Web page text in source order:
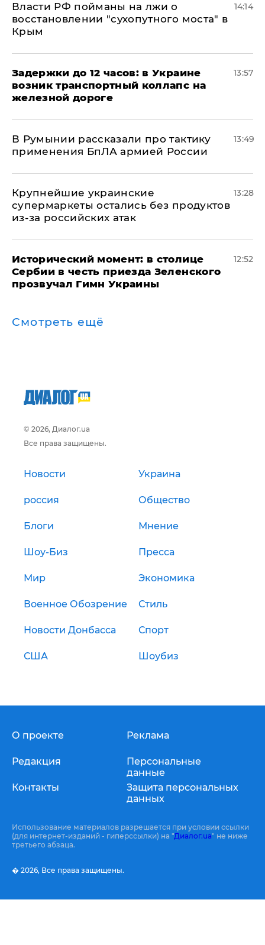
Власти РФ пойманы на лжи о
восстановлении "сухопутного моста" в
Крым
14:14
Задержки до 12 часов: в Украине
возник транспортный коллапс на
железной дороге
13:57
В Румынии рассказали про тактику
применения БпЛА армией России
13:49
Крупнейшие украинские
супермаркеты остались без продуктов
из-за российских атак
13:28
Исторический момент: в столице
Сербии в честь приезда Зеленского
прозвучал Гимн Украины
12:52
Смотреть ещё
© 2026, Диалог.ua
Все права защищены.
Новости Украина
россия Общество
Блоги Мнение
Шоу-Биз Пресса
Мир Экономика
Военное Обозрение Стиль
Новости Донбасса Спорт
США Шоубиз
О проекте
Редакция
Контакты
Реклама
Персональные
данные
Защита персональных
данных
Использование материалов разрешается при условии ссылки
(для интернет-изданий - гиперссылки) на "Диалог.ua" не ниже
третьего абзаца.
� 2026, Все права защищены.